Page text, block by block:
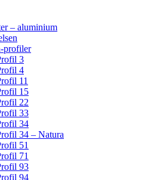
– aluminium
profiler
3
4
11
15
22
33
34
34 – Natura
51
71
93
94